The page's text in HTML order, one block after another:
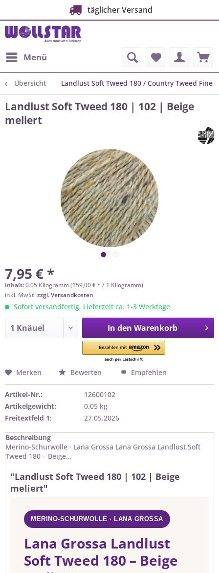
täglicher Versand
Menü
Übersicht Landlust Soft Tweed 180 / Country Tweed Fine
Landlust Soft Tweed 180 | 102 | Beige
meliert
7,95 € *
Inhalt:0.05 Kilogramm (159,00 € * / 1 Kilogramm)
inkl. MwSt.zzgl. Versandkosten
Sofort versandfertig, Lieferzeit ca. 1-3 Werktage
In den Warenkorb
Merken Bewerten Empfehlen
Artikel-Nr.:
12600102
Artikelgewicht:
0,05 kg
Freitextfeld 1:
27.05.2026
Beschreibung
Merino-Schurwolle · Lana Grossa Lana Grossa Landlust Soft
Tweed 180 – Beige...
"Landlust Soft Tweed 180 | 102 | Beige
meliert"
MERINO-SCHURWOLLE · LANA GROSSA
Lana Grossa Landlust
Soft Tweed 180 – Beige